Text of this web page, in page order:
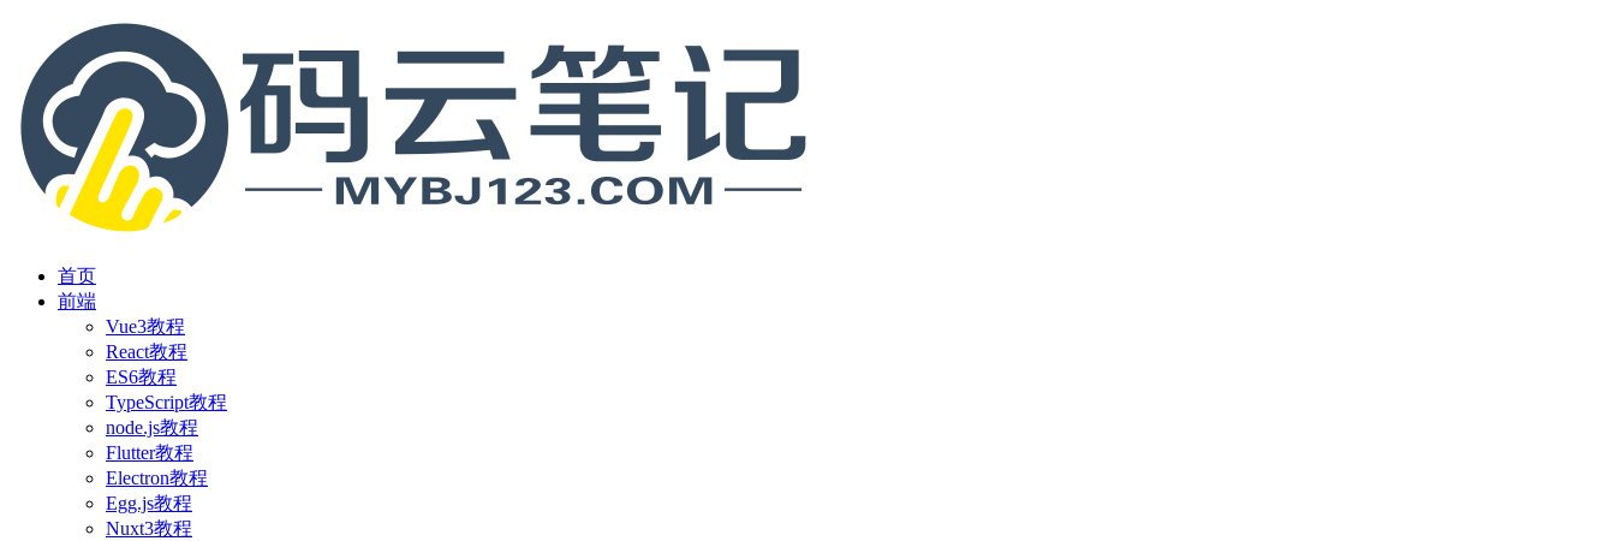
首页
前端
Vue3教程
React教程
ES6教程
TypeScript教程
node.js教程
Flutter教程
Electron教程
Egg.js教程
Nuxt3教程